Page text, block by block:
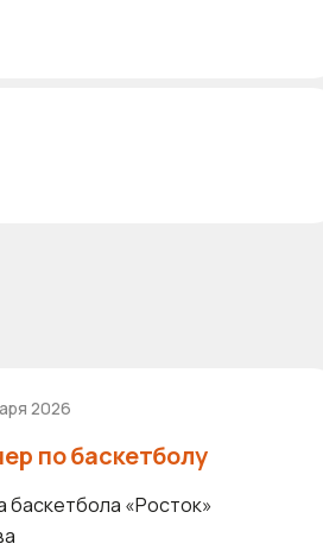
2026
по баскетболу
баскетбола «Росток»